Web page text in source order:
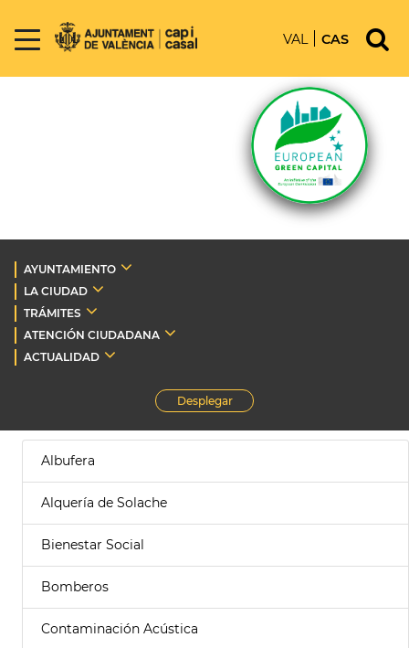
VAL CAS
AYUNTAMIENTO
LA CIUDAD
TRÁMITES
ATENCIÓN CIUDADANA
ACTUALIDAD
Desplegar
Albufera
Alquería de Solache
Bienestar Social
Bomberos
Contaminación Acústica